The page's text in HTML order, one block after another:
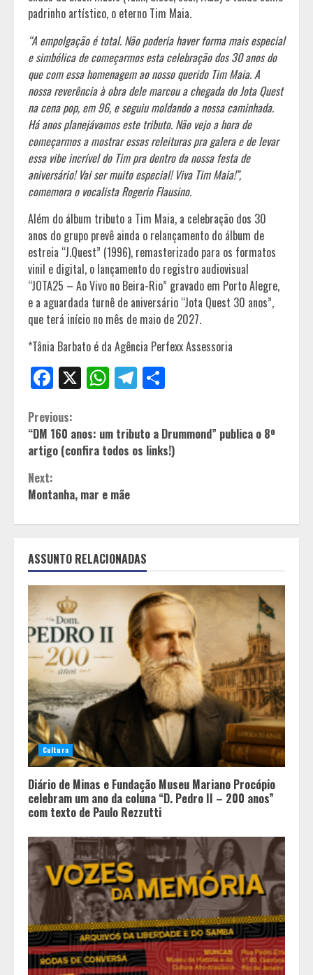
padrinho artístico, o eterno Tim Maia.
“A empolgação é total. Não poderia haver forma mais especial
e simbólica de começarmos esta celebração dos 30 anos do
que com essa homenagem ao nosso querido Tim Maia. A
nossa reverência à obra dele marcou a chegada do Jota Quest
na cena pop, em 96, e seguiu moldando a nossa caminhada.
Há anos planejávamos este tributo. Não vejo a hora de
começarmos a mostrar essas releituras pra galera e de levar
essa vibe incrível do Tim pra dentro da nossa festa de
aniversário! Vai ser muito especial! Viva Tim Maia!”,
comemora o vocalista Rogerio Flausino.
Além do álbum tributo a Tim Maia, a celebração dos 30
anos do grupo prevê ainda o relançamento do álbum de
estreia “J.Quest” (1996), remasterizado para os formatos
vinil e digital, o lançamento do registro audiovisual
“JOTA25 – Ao Vivo no Beira-Rio” gravado em Porto Alegre,
e a aguardada turnê de aniversário “Jota Quest 30 anos”,
que terá início no mês de maio de 2027.
*Tânia Barbato é da Agência Perfexx Assessoria
Facebook
X WhatsApp
Telegram
Continue
Reading
Previous:
“DM 160 anos: um tributo a Drummond” publica o 8º
artigo (confira todos os links!)
Next:
Montanha, mar e mãe
ASSUNTO RELACIONADAS
Cultura
Diário de Minas e Fundação Museu Mariano Procópio
celebram um ano da coluna “D. Pedro II – 200 anos”
com texto de Paulo Rezzutti